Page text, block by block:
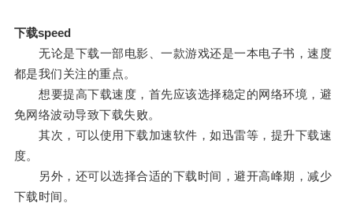
下载speed
无论是下载一部电影、一款游戏还是一本电子书，速度
都是我们关注的重点。
想要提高下载速度，首先应该选择稳定的网络环境，避
免网络波动导致下载失败。
其次，可以使用下载加速软件，如迅雷等，提升下载速
度。
另外，还可以选择合适的下载时间，避开高峰期，减少
下载时间。